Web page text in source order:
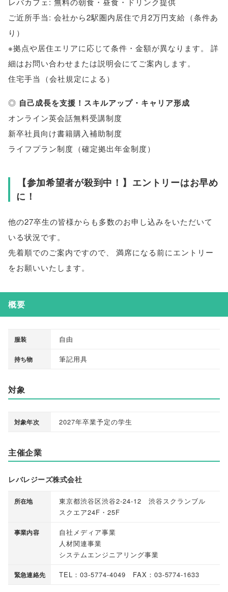
ご近所手当: 会社から2駅圏内居住で月2万円支給 （条件あ
り ）
※拠点や居住エリアに応じて条件・金額が異なります。
詳
細はお問い合わせまたは説明会にてご案内します。
住宅手当
（会社規定による ）
◎ 自己成長を支援！スキルアップ・キャリア形成
オンライン英会話無料受講制度
新卒社員向け書籍購入補助制度
ライフプラン制度 （確定拠出年金制度）
【参加希望者が殺到中！ 】 エントリーはお早め
に！
他の27卒生の皆様からも多数のお申し込みをいただいて
いる状況です。
先着順でのご案内ですので、
満席になる前にエントリー
をお願いいたします。
概要
服装 自由
持ち物 筆記用具
対象
対象年次 2027年卒業予定の学生
主催企業
レバレジーズ株式会社
所在地
東京都渋谷区渋谷2-24-12 渋谷スクランブル
スクエア24F・25F
事業内容
自社メディア事業
人材関連事業
システムエンジニアリング事業
緊急連絡先 TEL：03-5774-4049 FAX：03-5774-1633